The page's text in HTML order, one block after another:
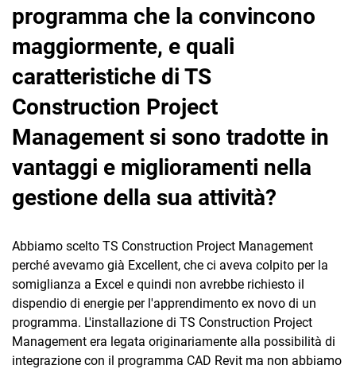
programma che la convincono
maggiormente, e quali
caratteristiche di TS
Construction Project
Management si sono tradotte in
vantaggi e miglioramenti nella
gestione della sua attività?
Abbiamo scelto TS Construction Project Management
perché avevamo già Excellent, che ci aveva colpito per la
somiglianza a Excel e quindi non avrebbe richiesto il
dispendio di energie per l'apprendimento ex novo di un
programma. L'installazione di TS Construction Project
Management era legata originariamente alla possibilità di
integrazione con il programma CAD Revit ma non abbiamo